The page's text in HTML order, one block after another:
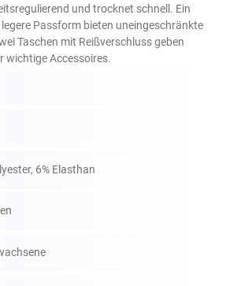
und trocknet schnell. Ein
Passform bieten uneingeschränkte
Taschen mit Reißverschluss geben
wichtige Accessoires.
6% Elasthan